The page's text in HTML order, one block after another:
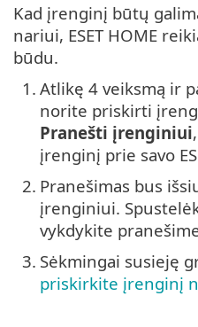
Kad įrenginį būtų
nariui, ESET HOME
būdu.
1. Atlikę 4 veiksmą ir
norite priskirti
Pranešti įrenginiui
įrenginį prie savo
2. Pranešimas bus
įrenginiui.
vykdykite
3. Sėkmingai susieję
priskirkite įrenginį